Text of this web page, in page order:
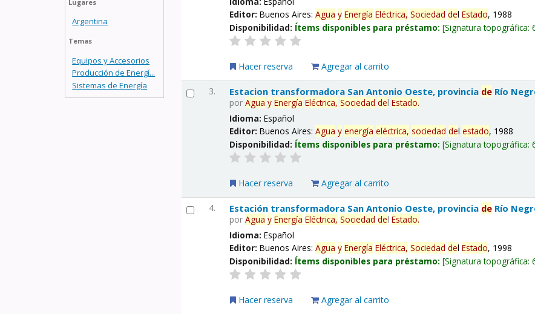
Lugares
Argentina
Temas
Equipos y Accesorios
Producción de Energí...
Sistemas de Energía
Editor:Buenos Aires:Agua y Energía Eléctrica, Sociedad delEstado, 1988
Disponibilidad: Ítems disponibles para préstamo: Signatura topográfica:
Hacer reserva Agregar al carrito
3. Estacion transformadora San Antonio Oeste, provincia de Río
porAgua y Energía Eléctrica, Sociedad delEstado.
Idioma:Español
Editor:Buenos Aires:Agua y energía eléctrica, sociedad delestado, 1988
Disponibilidad: Ítems disponibles para préstamo: Signatura topográfica:
Hacer reserva Agregar al carrito
4. Estación transformadora San Antonio Oeste, provincia de Río
porAgua y Energía Eléctrica, Sociedad delEstado.
Idioma:Español
Editor:Buenos Aires:Agua y Energía Eléctrica, Sociedad delEstado, 1998
Disponibilidad: Ítems disponibles para préstamo: Signatura topográfica:
Hacer reserva Agregar al carrito